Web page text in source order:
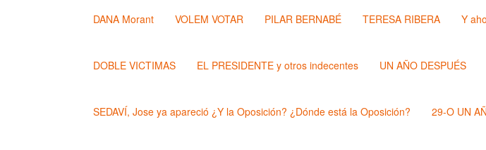
DANA Morant VOLEM VOTAR PILAR BERNABÉ TERESA RIBERA Y
DOBLE VICTIMAS EL PRESIDENTE y otros indecentes UN AÑO DESPUÉS
SEDAVÍ, Jose ya apareció ¿Y la Oposición? ¿Dónde está la Oposición? 29-O UN